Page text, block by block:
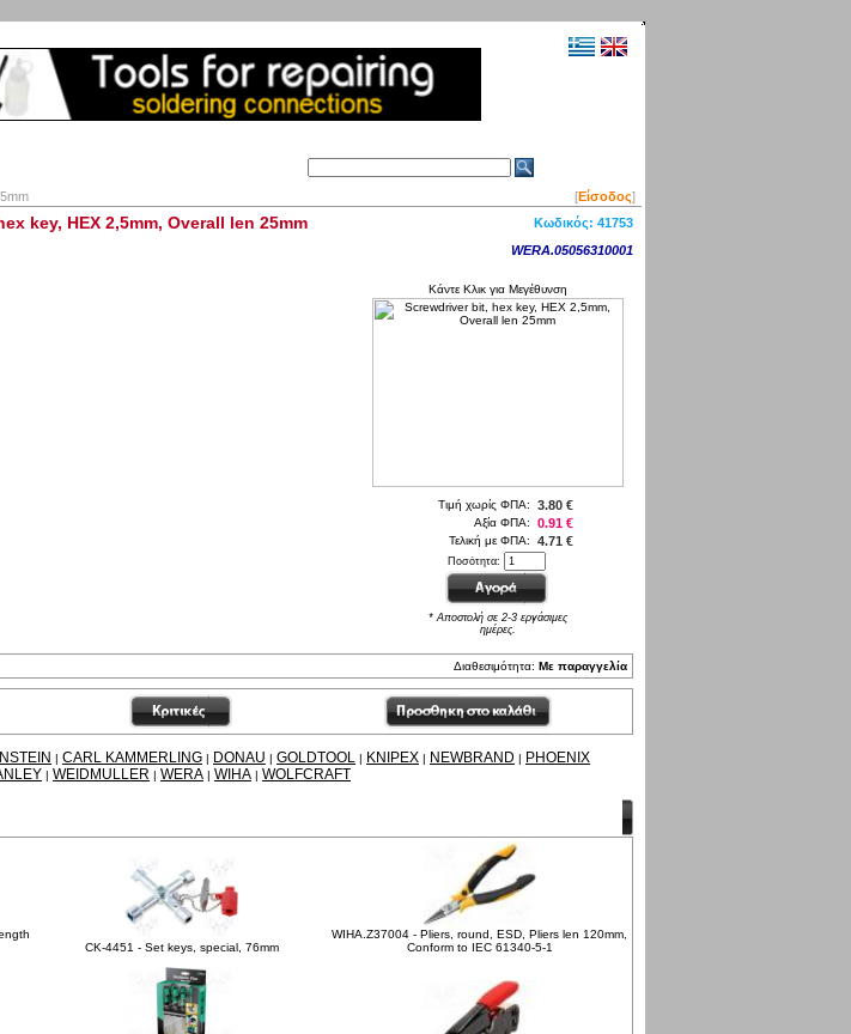
[Είσοδος]
key, HEX 2,5mm, Overall len 25mm Κωδικός: 41753
WERA.05056310001
Κάντε Κλικ για Μεγέθυνση
Τιμή χωρίς ΦΠΑ: 3.80 €
Αξία ΦΠΑ: 0.91 €
Τελική με ΦΠΑ: 4.71 €
Ποσότητα:
* Αποστολή σε 2-3 εργάσιμες
ημέρες.
Διαθεσιμότητα: Με παραγγελία
| CARL KAMMERLING | DONAU | GOLDTOOL | KNIPEX | NEWBRAND | PHOENIX
| WEIDMULLER | WERA | WIHA | WOLFCRAFT
CK-4451 - Set keys, special, 76mm
WIHA.Z37004 - Pliers, round, ESD, Pliers len 120mm,
Conform to IEC 61340-5-1